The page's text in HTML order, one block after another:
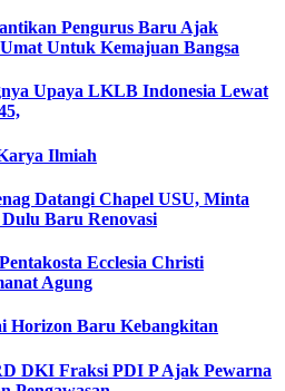
Pengurus Baru Ajak
Untuk Kemajuan Bangsa
Upaya LKLB Indonesia Lewat
Ilmiah
Datangi Chapel USU, Minta
Baru Renovasi
Ecclesia Christi
Agung
Horizon Baru Kebangkitan
DKI Fraksi PDI P Ajak Pewarna